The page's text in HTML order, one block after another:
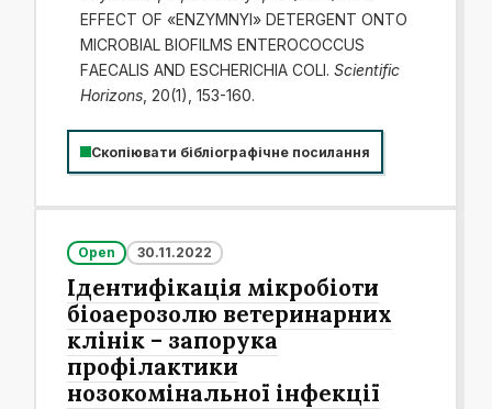
EFFECT OF «ENZYMNYI» DETERGENT ONTO
MICROBIAL BIOFILMS ENTEROCOCCUS
FАECALIS AND ESCHERIСHIA COLI. Scientific
Horizons, 20(1), 153-160.
Скопіювати бібліографічне посилання
Open 30.11.2022
Ідентифікація мікробіоти
біоаерозолю ветеринарних
клінік – запорука
профілактики
нозокомінальної інфекції